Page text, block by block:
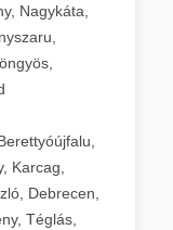
Nagykáta,
Karcag,
Debrecen,
Téglás,